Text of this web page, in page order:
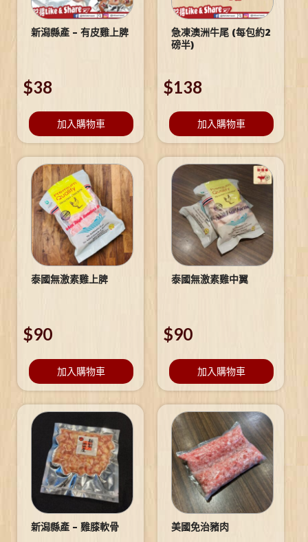
新潟縣產 – 有皮雞上脾
$38
加入購物車
急凍澳洲牛尾 (每包約2
磅半)
$138
加入購物車
泰國無激素雞上脾
$90
加入購物車
泰國無激素雞中翼
$90
加入購物車
新潟縣產 – 雞膝軟骨 美國免治豬肉